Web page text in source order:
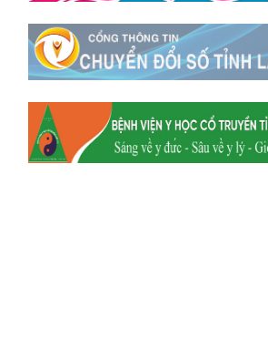
Hum
Xã Dền
Xã Y Tý
Xã A Mú
Xã Trịnh Tường
Xã Nậm
Xã Bản Xèo
Xã Bát